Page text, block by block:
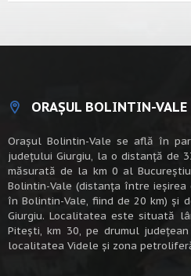
ORAȘUL BOLINTIN-VALE
Oraşul Bolintin-Vale se află în
judeţului Giurgiu, la o distanţă de
măsurată de la km 0 al
Bolintin-Vale (distanța între
în Bolintin-Vale, fiind de 20 km) şi
Giurgiu. Localitatea este situată
Piteşti, km 30, pe drumul
localitatea Videle şi zona